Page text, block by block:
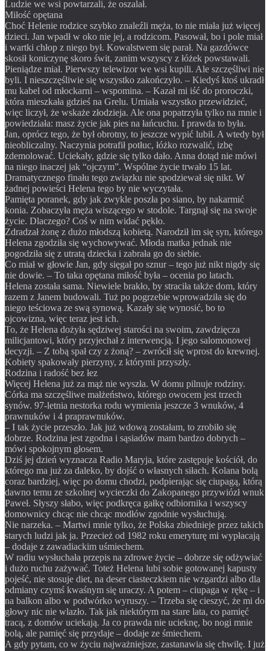
Ludzie we wsi powtarzali, że oszalał.
Miłość opętana
Choć Helenie rodzice szybko znaleźli męża, to nie miała już więcej
dzieci. Jan wpadł w oko nie jej, a rodzicom. Pasował, bo i pole miał
i wartki chłop z niego był. Kowalstwem się parał. Na gazdówce
skosił koniczynę skoro świt, zanim wszyscy z łóżek powstawali.
Pieniądze miał. Pierwszy telewizor we wsi kupili. Ale szczęśliwi nie
byli. I nieszczęśliwie się wszystko zakończyło. – Kiedyś ktoś ukradł
mu kabel od młockarni – wspomina. – Kazał mi iść do proroczki,
która mieszkała gdzieś na Grelu. Umiała wszystko przewidzieć,
więc liczył, że wskaże złodzieja. Ale ona popatrzyła tylko na mnie i
powiedziała: masz życie jak pies na łańcuchu. I prawda to była.
Jan, oprócz tego, że był obrotny, to jeszcze wypić lubił. A wtedy był
nieobliczalny. Naczynia potrafił potłuc, łóżko rozwalić, izbę
zdemolować. Uciekały, gdzie się tylko dało. Anna dotąd nie mówi
na niego inaczej jak “ojczym”. Wspólne życie trwało 15 lat.
Dramatycznego finału tego związku nie spodziewał się nikt. W
żadnej powieści Helena tego by nie wyczytała.
Pamięta poranek, gdy jak zwykle poszła po siano, by nakarmić
konia. Zobaczyła męża wiszącego w stodole. Targnął się na swoje
życie. Dlaczego? Coś w nim widać pękło.
Zdradzał żonę z dużo młodszą kobietą. Narodził im się syn, którego
Helena zgodziła się wychowywać. Młoda matka jednak nie
pogodziła się z utratą dziecka i zabrała go do siebie.
Co miał w głowie Jan, gdy sięgał po sznur – tego już nikt nigdy się
nie dowie. – To taka opętana miłość była – ocenia po latach.
Helena została sama. Niewiele brakło, by straciła także dom, który
razem z Janem budowali. Tuż po pogrzebie wprowadziła się do
niego teściowa ze swą synową. Kazały się wynosić, bo to
ojcowizna, więc teraz jest ich.
To, że Helena dożyła sędziwej starości na swoim, zawdzięcza
milicjantowi, który przyjechał z interwencją. I jego salomonowej
decyzji. – Z tobą spał czy z żoną? – zwrócił się wprost do krewnej.
Kobiety spakowały pierzyny, z którymi przyszły.
Rodzina i radość bez łez
Więcej Helena już za mąż nie wyszła. W domu pilnuje rodziny.
Córka ma szczęśliwe małżeństwo, którego owocem jest trzech
synów. 97-letnia nestorka rodu wymienia jeszcze 3 wnuków, 4
prawnuków i 4 praprawnuków.
– I tak życie przeszło. Jak już wdową zostałam, to zrobiło się
dobrze. Rodzina jest zgodna i sąsiadów mam bardzo dobrych –
mówi spokojnym głosem.
Dziś jej dzień wyznacza Radio Maryja, które zastępuje kościół, do
którego ma już za daleko, by dojść o własnych siłach. Kolana bolą
coraz bardziej, więc po domu chodzi, podpierając się ciupagą, którą
dawno temu ze szkolnej wycieczki do Zakopanego przywiózł wnuk
Paweł. Słyszy słabo, więc podkręca gałkę odbiornika i wszyscy
domownicy chcąc nie chcąc modłów zgodnie wysłuchują.
Nie narzeka. – Martwi mnie tylko, że Polska zbiednieje przez takich
starych ludzi jak ja. Przecież od 1982 roku emeryturę mi wypłacają
– dodaje z zawadiackim uśmiechem.
W radiu wysłuchała przepis na zdrowe życie – dobrze się odżywiać
i dużo ruchu zażywać. Toteż Helena lubi sobie gotowanej kapusty
pojeść, nie stosuje diet, na deser ciasteczkiem nie wzgardzi albo dla
odmiany czymś kwaśnym się uraczy. A potem – ciupaga w rękę – i
na balkon albo w podwórko wyruszy. – Trzeba się cieszyć, że mi do
głowy nic nie wlazło. Tak jak niektórym na stare lata, co pamięć
tracą, z domów uciekają. Ja co prawda nie ucieknę, bo nogi mnie
bolą, ale pamięć się przydaje – dodaje ze śmiechem.
A gdy pytam, co w życiu najważniejsze, zastanawia się chwilę. I już